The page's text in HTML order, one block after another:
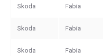
Skoda Fabia
Skoda Fabia
Skoda Fabia